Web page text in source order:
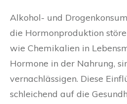
Alkohol- und
die Hormonproduktion
wie Chemikalien in
Hormone in der Nahrung,
vernachlässigen. Diese
schleichend auf die